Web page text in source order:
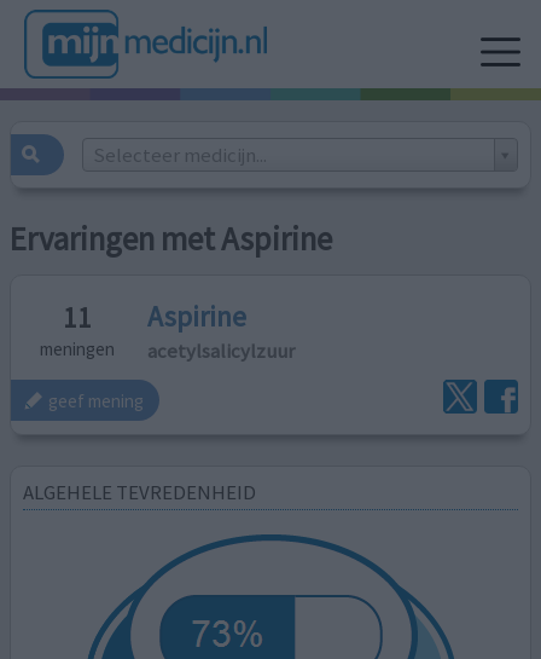
Selecteer medicijn...
Ervaringen met Aspirine
11
meningen
Aspirine
acetylsalicylzuur
geef mening
ALGEHELE TEVREDENHEID